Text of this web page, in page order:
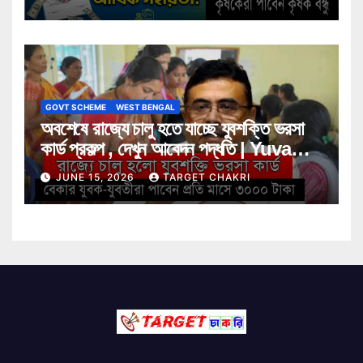
GOVT SCHEME WEST BENGAL
অবশেষে রাজ্যে চালু হতে যাচ্ছে যুবশক্তি ভরসা
কার্ড প্রকল্প , দেখুন আবেদন পদ্ধতি | Yuva
Shakti Bharosa Card Scheme
JUNE 15, 2026 TARGET CHAKRI